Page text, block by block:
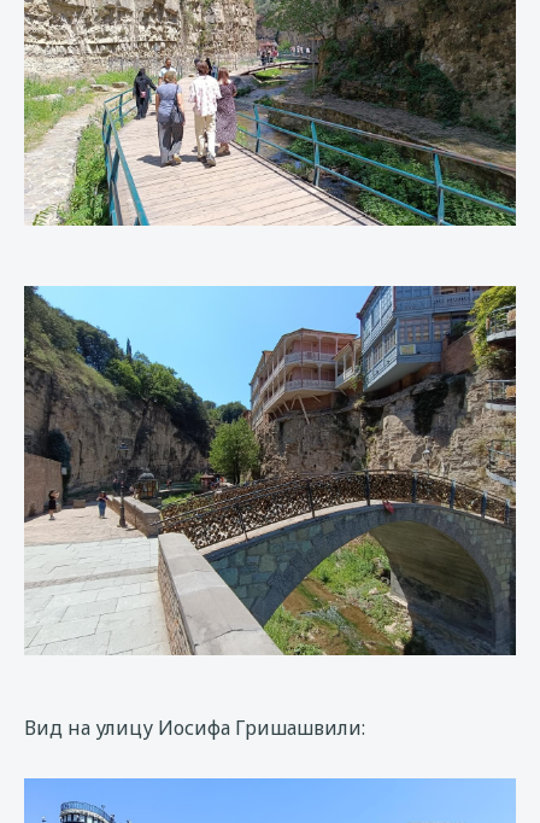
Вид на улицу Иосифа Гришашвили: